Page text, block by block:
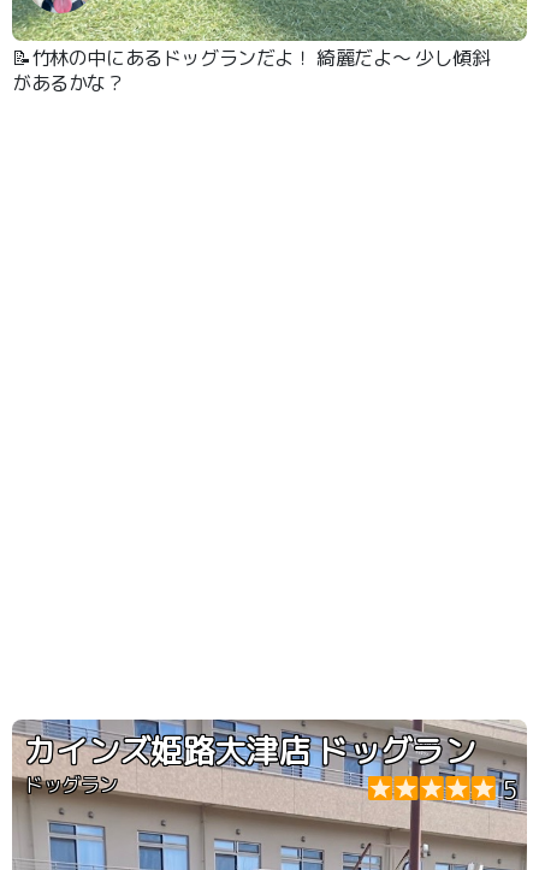
📝竹林の中にあるドッグランだよ！ 綺麗だよ〜 少し傾斜
があるかな？
カインズ姫路大津店 ドッグラン
ドッグラン 5